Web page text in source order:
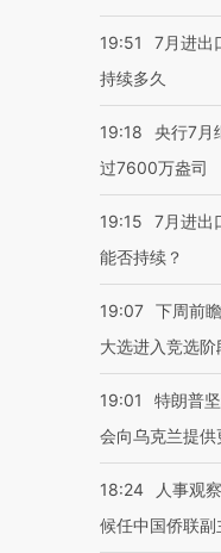
19:51
7月进出
持续多久
19:18
央行7月
过7600万盎司
19:15
7月进出
能否持续？
19:07 下周前
大选进入竞选阶
19:01
特朗普
会向乌克兰提供
18:24
人事观
候任中国侨联副